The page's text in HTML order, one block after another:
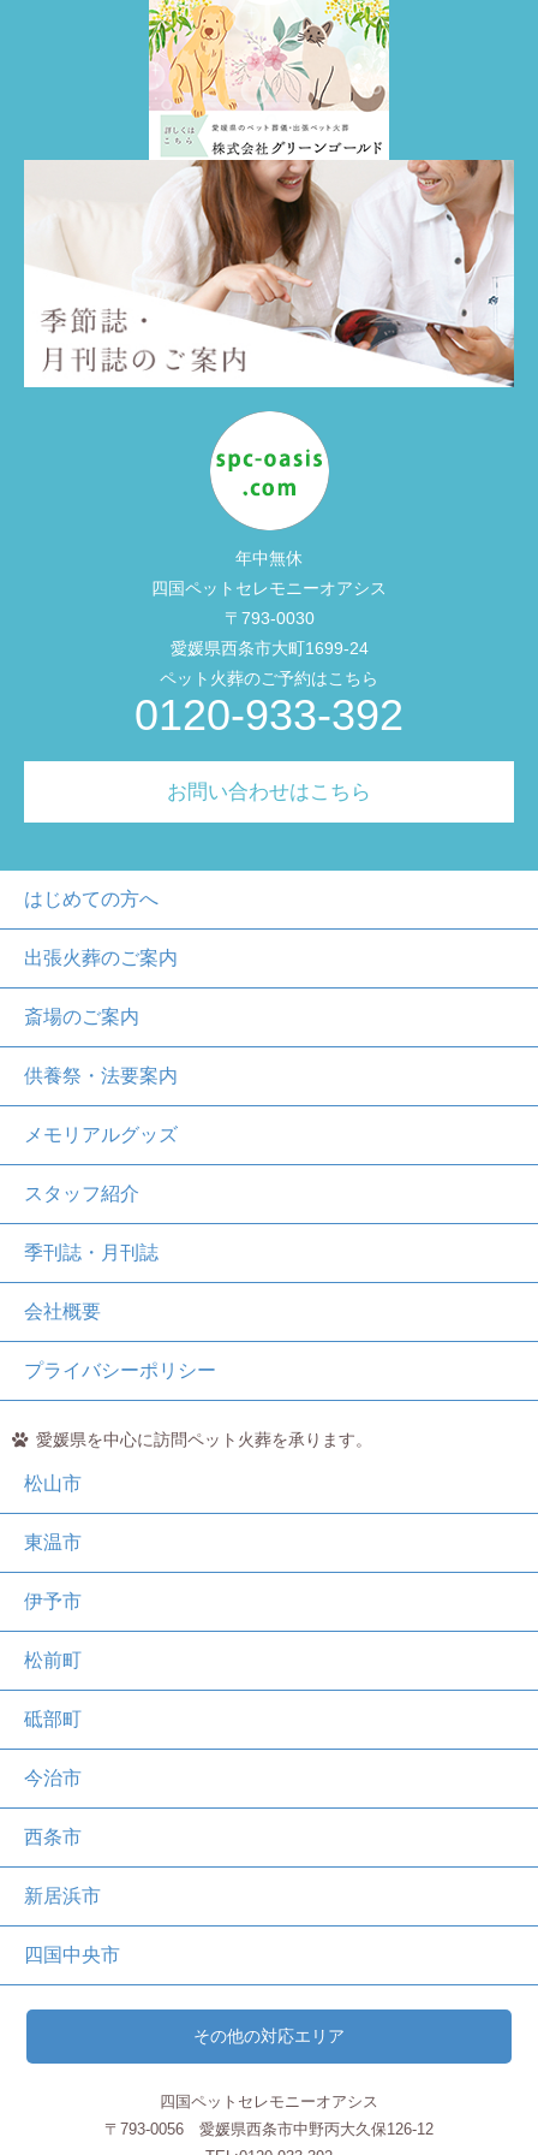
年中無休
四国ペットセレモニーオアシス
〒793-0030
愛媛県西条市大町1699-24
ペット火葬のご予約はこちら
0120-933-392
お問い合わせはこちら
はじめての方へ
出張火葬のご案内
斎場のご案内
供養祭・法要案内
メモリアルグッズ
スタッフ紹介
季刊誌・月刊誌
会社概要
プライバシーポリシー
愛媛県を中心に訪問ペット火葬を承ります。
松山市
東温市
伊予市
松前町
砥部町
今治市
西条市
新居浜市
四国中央市
その他の対応エリア
四国ペットセレモニーオアシス
〒793-0056 愛媛県西条市中野丙大久保126-12